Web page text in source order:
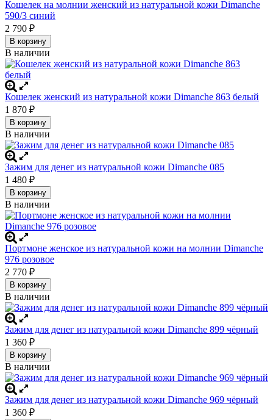
Кошелек на молнии женский из натуральной кожи Dimanche
590/3 синий
2 790 ₽
В корзину
В наличии
Кошелек женский из натуральной кожи Dimanche 863 белый
1 870 ₽
В корзину
В наличии
Зажим для денег из натуральной кожи Dimanche 085
1 480 ₽
В корзину
В наличии
Портмоне женское из натуральной кожи на молнии Dimanche
976 розовое
2 770 ₽
В корзину
В наличии
Зажим для денег из натуральной кожи Dimanche 899 чёрный
1 360 ₽
В корзину
В наличии
Зажим для денег из натуральной кожи Dimanche 969 чёрный
1 360 ₽